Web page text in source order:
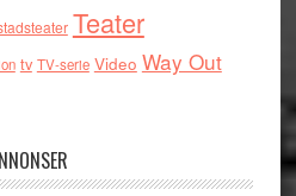
Teater
tv TV-serie Video Way Out